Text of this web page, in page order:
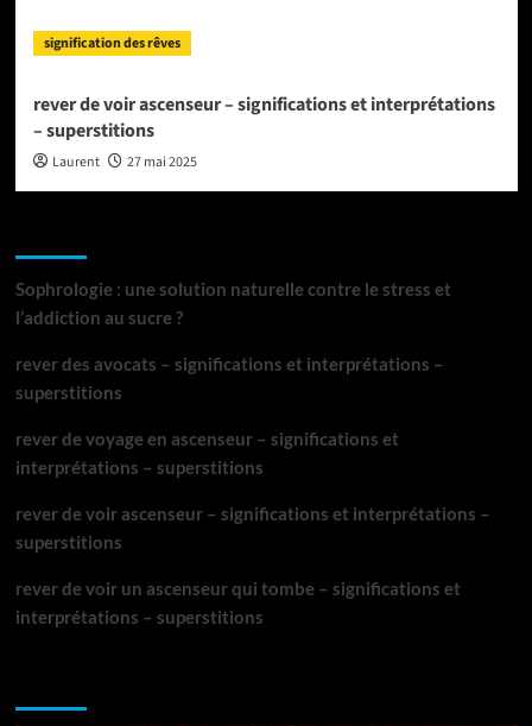
signification des rêves
rever de voir ascenseur – significations et interprétations
– superstitions
Laurent 27 mai 2025
Sophrologie : une solution naturelle contre le stress et
l’addiction au sucre ?
rever des avocats – significations et interprétations –
superstitions
rever de voyage en ascenseur – significations et
interprétations – superstitions
rever de voir ascenseur – significations et interprétations –
superstitions
rever de voir un ascenseur qui tombe – significations et
interprétations – superstitions